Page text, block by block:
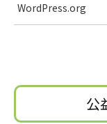
WordPress.org
公